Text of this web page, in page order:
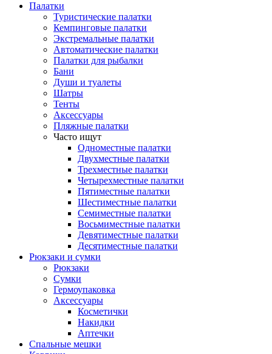
Палатки
Туристические палатки
Кемпинговые палатки
Экстремальные палатки
Автоматические палатки
Палатки для рыбалки
Бани
Души и туалеты
Шатры
Тенты
Аксессуары
Пляжные палатки
Часто ищут
Одноместные палатки
Двухместные палатки
Трехместные палатки
Четырехместные палатки
Пятиместные палатки
Шестиместные палатки
Семиместные палатки
Восьмиместные палатки
Девятиместные палатки
Десятиместные палатки
Рюкзаки и сумки
Рюкзаки
Сумки
Гермоупаковка
Аксессуары
Косметички
Накидки
Аптечки
Спальные мешки